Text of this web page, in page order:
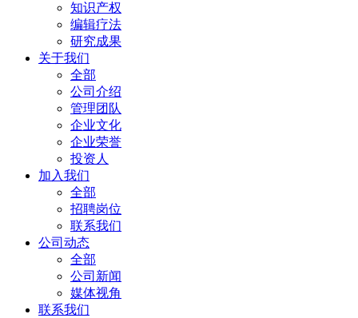
知识产权
编辑疗法
研究成果
关于我们
全部
公司介绍
管理团队
企业文化
企业荣誉
投资人
加入我们
全部
招聘岗位
联系我们
公司动态
全部
公司新闻
媒体视角
联系我们